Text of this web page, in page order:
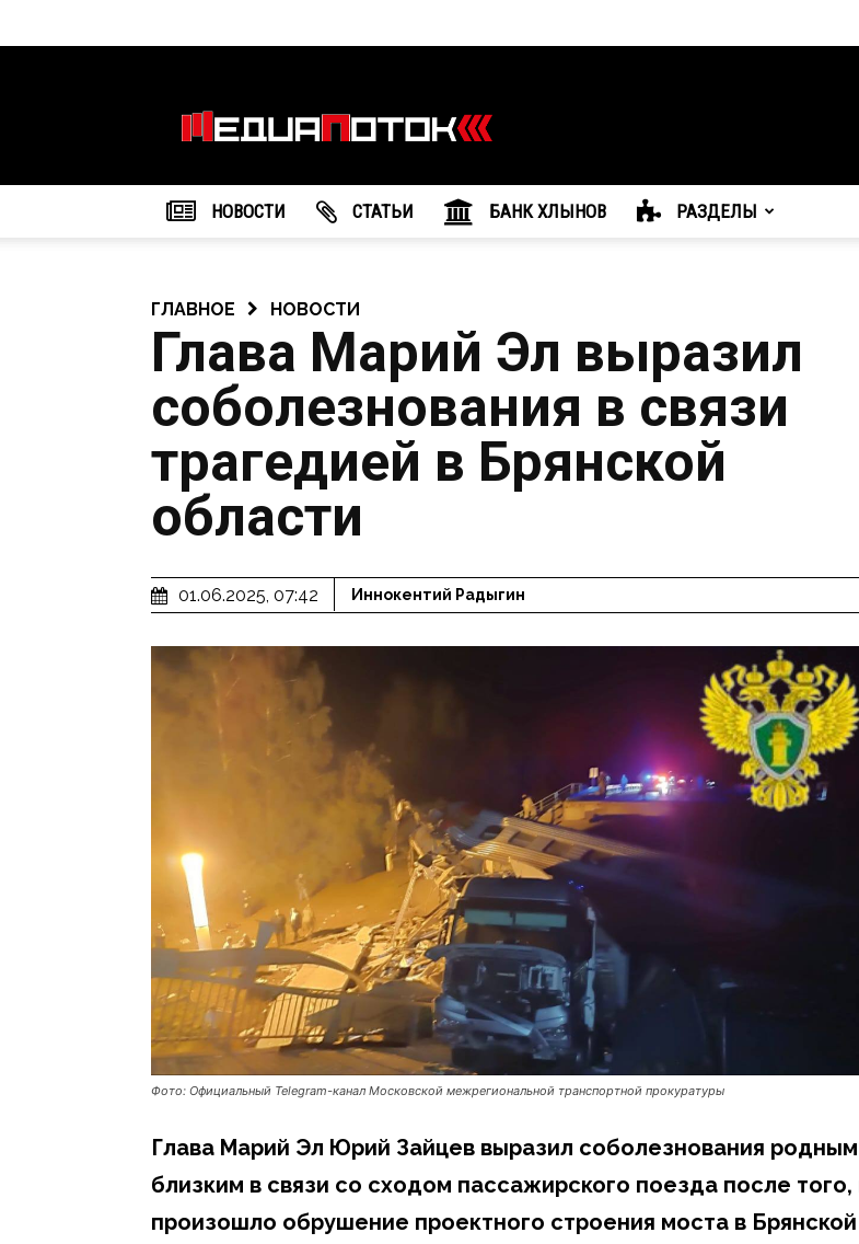
агентство
"МедиаПоток"
НОВОСТИ CТАТЬИ БАНК ХЛЫНОВ РАЗДЕЛЫ
ГЛАВНОЕ НОВОСТИ
Глава Марий Эл выразил
соболезнования в связи
трагедией в Брянской
области
01.06.2025, 07:42 Иннокентий Радыгин
Фото: Официальный Telegram-канал Московской межрегиональной транспортной прокуратуры
Глава Марий Эл Юрий Зайцев выразил соболезнования
близким в связи со сходом пассажирского поезда после того,
произошло обрушение проектного строения моста в Брянской